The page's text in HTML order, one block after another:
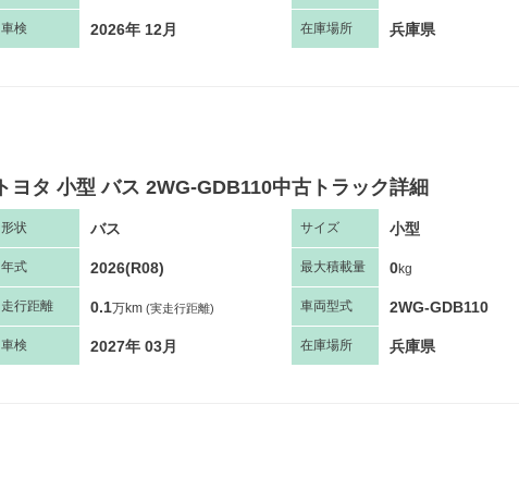
車検 2026年 12月 在庫場所 兵庫県
トヨタ 小型 バス 2WG-GDB110中古トラック詳細
形状 バス サイズ 小型
年式 2026(R08) 最大積載量 0kg
走行距離 0.1万km (実走行距離) 車両型式 2WG-GDB110
車検 2027年 03月 在庫場所 兵庫県